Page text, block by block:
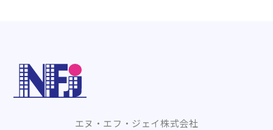
エヌ・エフ・ジェイ株式会社